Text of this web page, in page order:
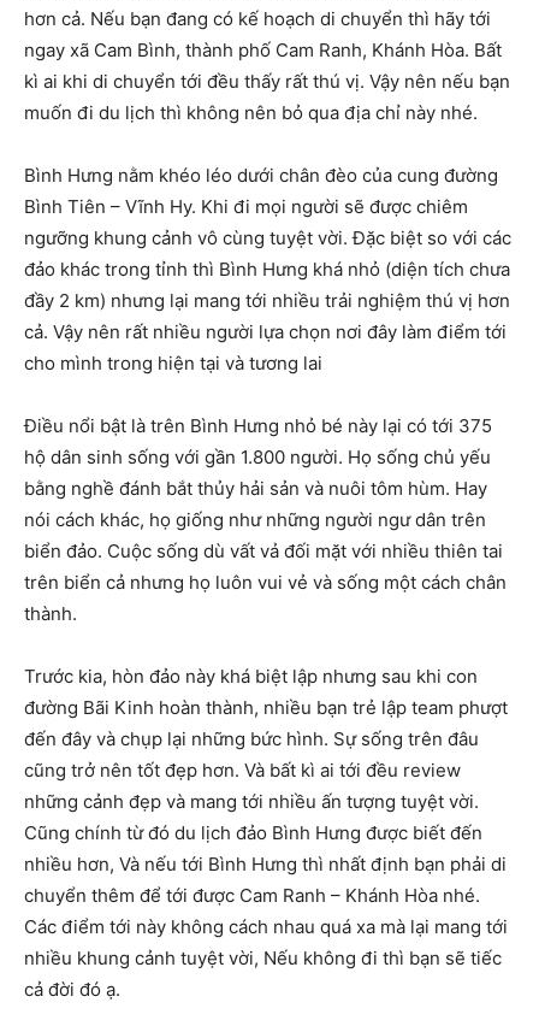
hơn cả. Nếu bạn đang có kế hoạch di chuyển thì hãy tới
ngay xã Cam Bình, thành phố Cam Ranh, Khánh Hòa. Bất
kì ai khi di chuyển tới đều thấy rất thú vị. Vậy nên nếu bạn
muốn đi du lịch thì không nên bỏ qua địa chỉ này nhé.
Bình Hưng nằm khéo léo dưới chân đèo của cung đường
Bình Tiên – Vĩnh Hy. Khi đi mọi người sẽ được chiêm
ngưỡng khung cảnh vô cùng tuyệt vời. Đặc biệt so với các
đảo khác trong tỉnh thì Bình Hưng khá nhỏ (diện tích chưa
đầy 2 km) nhưng lại mang tới nhiều trải nghiệm thú vị hơn
cả. Vậy nên rất nhiều người lựa chọn nơi đây làm điểm tới
cho mình trong hiện tại và tương lai
Điều nổi bật là trên Bình Hưng nhỏ bé này lại có tới 375
hộ dân sinh sống với gần 1.800 người. Họ sống chủ yếu
bằng nghề đánh bắt thủy hải sản và nuôi tôm hùm. Hay
nói cách khác, họ giống như những người ngư dân trên
biển đảo. Cuộc sống dù vất vả đối mặt với nhiều thiên tai
trên biển cả nhưng họ luôn vui vẻ và sống một cách chân
thành.
Trước kia, hòn đảo này khá biệt lập nhưng sau khi con
đường Bãi Kinh hoàn thành, nhiều bạn trẻ lập team phượt
đến đây và chụp lại những bức hình. Sự sống trên đâu
cũng trở nên tốt đẹp hơn. Và bất kì ai tới đều review
những cảnh đẹp và mang tới nhiều ấn tượng tuyệt vời.
Cũng chính từ đó du lịch đảo Bình Hưng được biết đến
nhiều hơn, Và nếu tới Bình Hưng thì nhất định bạn phải di
chuyển thêm để tới được Cam Ranh – Khánh Hòa nhé.
Các điểm tới này không cách nhau quá xa mà lại mang tới
nhiều khung cảnh tuyệt vời, Nếu không đi thì bạn sẽ tiếc
cả đời đó ạ.